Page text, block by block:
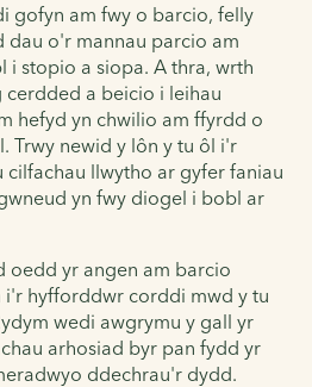
gofyn am fwy o barcio, felly
dau o'r mannau parcio am
stopio a siopa. A thra, wrth
cerdded a beicio i leihau
hefyd yn chwilio am ffyrdd o
Trwy newid y lôn y tu ôl i'r
llwytho ar gyfer faniau
yn fwy diogel i bobl ar
oedd yr angen am barcio
hyfforddwr corddi mwd y tu
wedi awgrymu y gall yr
arhosiad byr pan fydd yr
ddechrau'r dydd.